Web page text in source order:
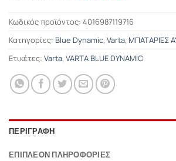
Κωδικός προϊόντος: 4016987119716
Κατηγορίες: Blue Dynamic, Varta, ΜΠΑΤΑΡΙΕΣ
Ετικέτες: Varta, VARTA BLUE DYNAMIC
ΠΕΡΙΓΡΑΦΉ
ΕΠΙΠΛΈΟΝ ΠΛΗΡΟΦΟΡΊΕΣ